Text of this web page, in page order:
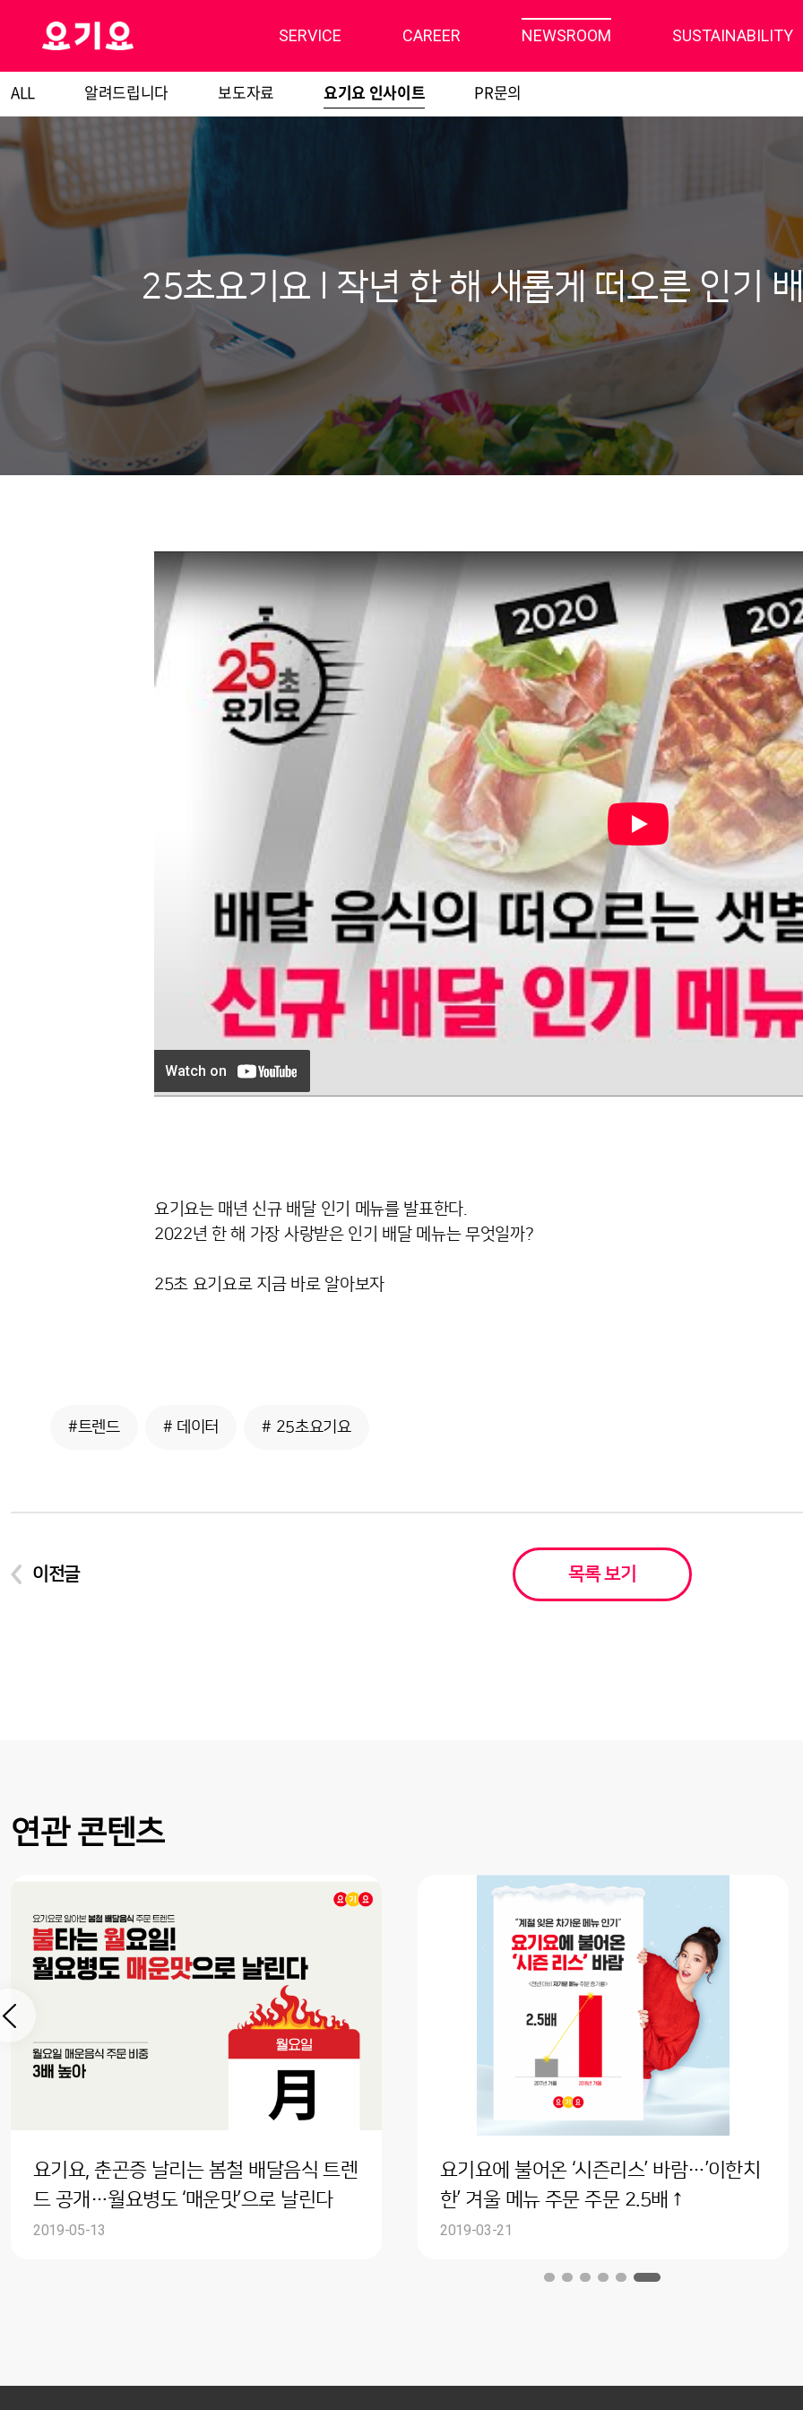
SERVICE CAREER NEWSROOM SUSTAINABILITY
ALL 알려드립니다 보도자료 요기요 인사이트 PR문의
25초요기요 l 작년 한 해 새롭게 떠오른 인기
요기요는 매년 신규 배달 인기 메뉴를 발표한다.
2022년 한 해 가장 사랑받은 인기 배달 메뉴는 무엇일까?
25초 요기요로 지금 바로 알아보자
#트렌드 # 데이터 # 25초요기요
이전글 목록 보기
연관 콘텐츠
요기요, 춘곤증 날리는 봄철 배달음식 트렌
드 공개…월요병도 ‘매운맛’으로 날린다
2019-05-13
요기요에 불어온 ‘시즌리스’ 바람…’이한치
한’ 겨울 메뉴 주문 주문 2.5배↑
2019-03-21